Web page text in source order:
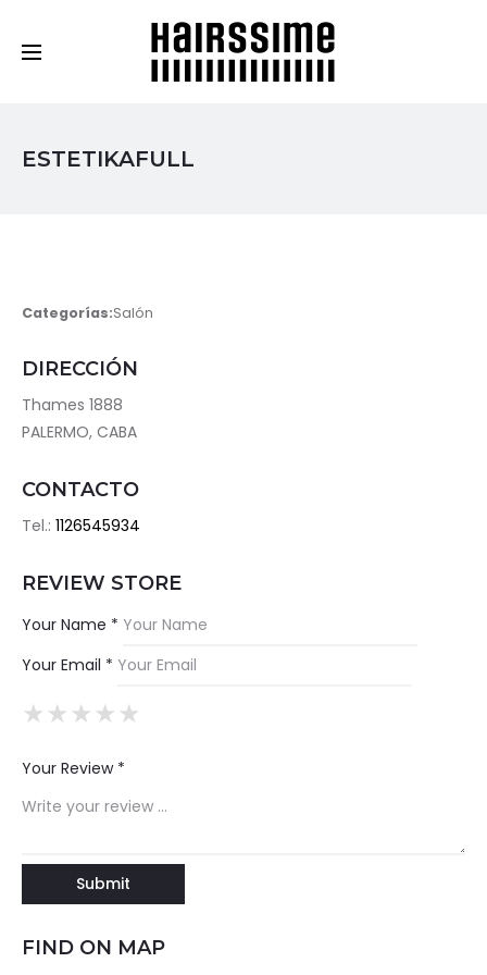
ESTETIKAFULL
Categorías:Salón
DIRECCIÓN
Thames 1888
PALERMO, CABA
CONTACTO
Tel.: 1126545934
REVIEW STORE
Your Name *
Your Email *
★
★★
★★★
★★★★
★★★★★
Your Review *
FIND ON MAP